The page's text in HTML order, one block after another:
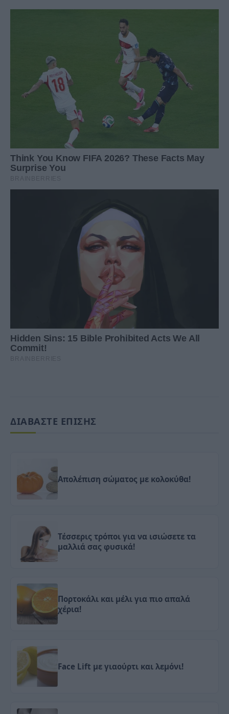
ΔΙΑΒΑΣΤΕ ΕΠΙΣΗΣ
Απολέπιση σώματος με κολοκύθα!
Τέσσερις τρόποι για να ισιώσετε τα
μαλλιά σας φυσικά!
Πορτοκάλι και μέλι για πιο απαλά
χέρια!
Face Lift με γιαούρτι και λεμόνι!